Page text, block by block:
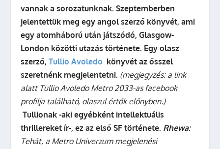
vannak a sorozatunknak. Szeptemberben
jelentettük meg egy angol szerző könyvét, ami
egy atomháború után játszódó, Glasgow-
London közötti utazás története. Egy olasz
szerző,Tullio Avoledo könyvét az ősszel
szeretnénk megjelentetni. (megjegyzés: a link
alatt Tullio Avoledo Metro 2033-as facebook
profilja található, olaszul értők előnyben.)
Tullionak -aki egyébként intellektuális
thrillereket ír-, ez az első SF története. Rhewa:
Tehát, a Metro Univerzum megjelenési